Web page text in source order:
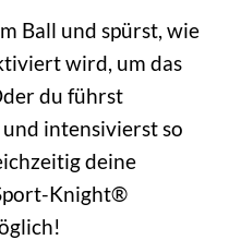
Ball und spürst, wie
wird, um das
du führst
intensivierst so
deine
Knight®